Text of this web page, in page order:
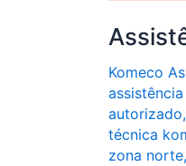
Komeco
autorizado,
técnica
zona norte,